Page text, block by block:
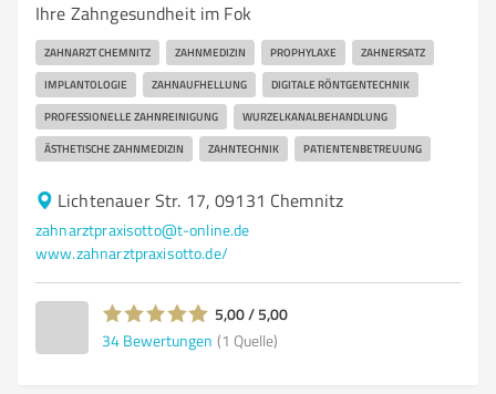
Ihre Zahngesundheit im Fok
ZAHNARZT CHEMNITZ ZAHNMEDIZIN PROPHYLAXE ZAHNERSATZ
IMPLANTOLOGIE ZAHNAUFHELLUNG DIGITALE RÖNTGENTECHNIK
PROFESSIONELLE ZAHNREINIGUNG WURZELKANALBEHANDLUNG
ÄSTHETISCHE ZAHNMEDIZIN ZAHNTECHNIK PATIENTENBETREUUNG
Lichtenauer Str. 17, 09131 Chemnitz
zahnarztpraxisotto@t-online.de
www.zahnarztpraxisotto.de/
5,00 / 5,00
34 Bewertungen (1 Quelle)